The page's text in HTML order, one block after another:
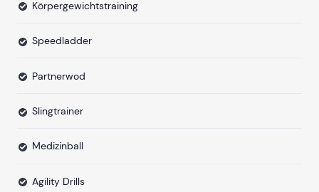
Körpergewichtstraining
Speedladder
Partnerwod
Slingtrainer
Medizinball
Agility Drills